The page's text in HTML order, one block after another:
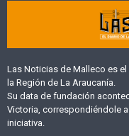
Las Noticias de Malleco es
la Región de La Araucanía.
Su data de fundación
Victoria, correspondiéndole
iniciativa.